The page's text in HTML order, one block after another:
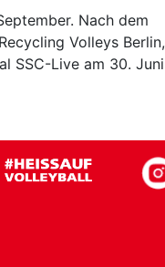
Nach dem
Volleys Berlin,
SSC-Live am 30. Juni